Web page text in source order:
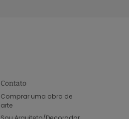
Contato
Comprar uma obra de
arte